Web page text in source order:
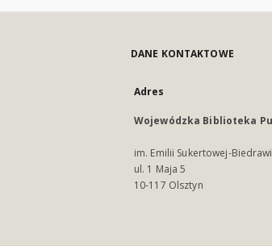
DANE KONTAKTOWE
Adres
Wojewódzka Biblioteka
im. Emilii Sukertowej-
ul. 1 Maja 5
10-117 Olsztyn